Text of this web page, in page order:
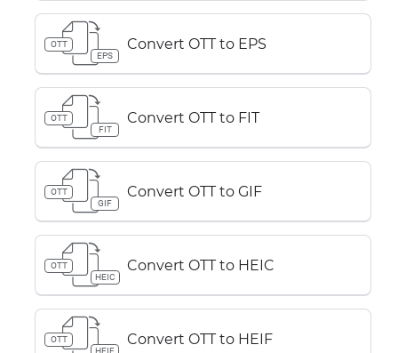
OTT
EPS
Convert OTT to EPS
OTT
FIT
Convert OTT to FIT
OTT
GIF
Convert OTT to GIF
OTT
HEIC
Convert OTT to HEIC
OTT
HEIF
Convert OTT to HEIF